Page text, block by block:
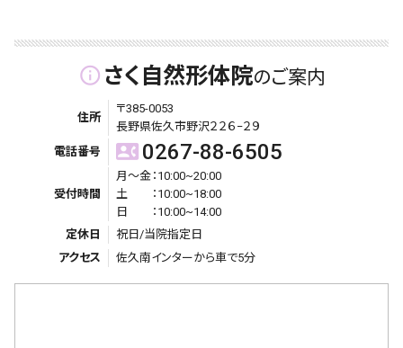
info_outline さく自然形体院のご案内
住所
〒385-0053
長野県佐久市野沢２２６−２９
電話番号
contact_phone 0267-88-6505
受付時間
月〜金：10:00~20:00
土 ：10:00~18:00
日 ：10:00~14:00
定休日
祝日/当院指定日
アクセス
佐久南インターから車で5分